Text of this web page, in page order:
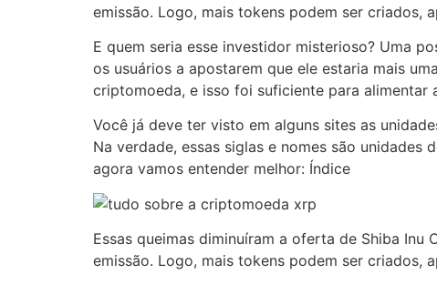
emissão. Logo, mais tokens podem ser criados,
E quem seria esse investidor misterioso? Uma
os usuários a apostarem que ele estaria mais
criptomoeda, e isso foi suficiente para alimentar
Você já deve ter visto em alguns sites as
Na verdade, essas siglas e nomes são
agora vamos entender melhor: Índice
Essas queimas diminuíram a oferta de Shiba
emissão. Logo, mais tokens podem ser criados,